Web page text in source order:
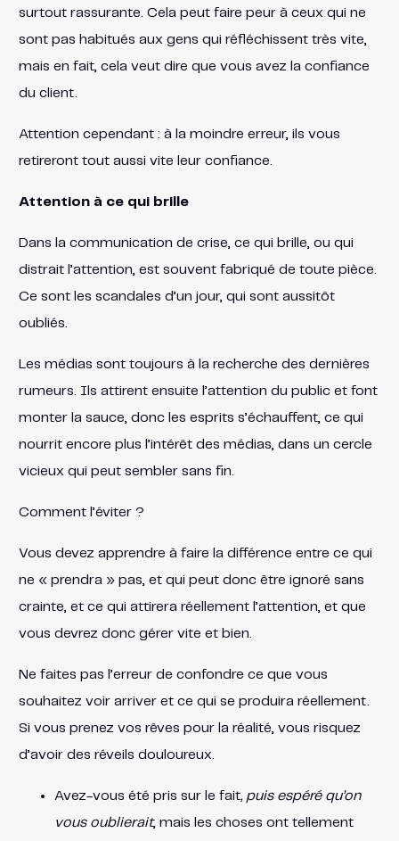
surtout rassurante. Cela peut faire peur à ceux qui ne
sont pas habitués aux gens qui réfléchissent très vite,
mais en fait, cela veut dire que vous avez la confiance
du client.
Attention cependant : à la moindre erreur, ils vous
retireront tout aussi vite leur confiance.
Attention à ce qui brille
Dans la communication de crise, ce qui brille, ou qui
distrait l’attention, est souvent fabriqué de toute pièce.
Ce sont les scandales d’un jour, qui sont aussitôt
oubliés.
Les médias sont toujours à la recherche des dernières
rumeurs. Ils attirent ensuite l’attention du public et font
monter la sauce, donc les esprits s’échauffent, ce qui
nourrit encore plus l’intérêt des médias, dans un cercle
vicieux qui peut sembler sans fin.
Comment l’éviter ?
Vous devez apprendre à faire la différence entre ce qui
ne « prendra » pas, et qui peut donc être ignoré sans
crainte, et ce qui attirera réellement l’attention, et que
vous devrez donc gérer vite et bien.
Ne faites pas l’erreur de confondre ce que vous
souhaitez voir arriver et ce qui se produira réellement.
Si vous prenez vos rêves pour la réalité, vous risquez
d’avoir des réveils douloureux.
Avez-vous été pris sur le fait, puis espéré qu’on
vous oublierait, mais les choses ont tellement